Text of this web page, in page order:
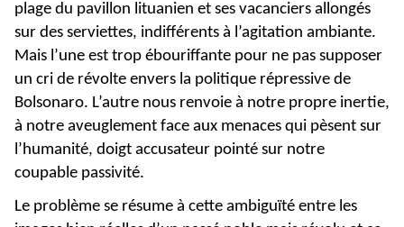
plage du pavillon lituanien et ses vacanciers allongés
sur des serviettes, indifférents à l’agitation ambiante.
Mais l’une est trop ébouriffante pour ne pas supposer
un cri de révolte envers la politique répressive de
Bolsonaro. L’autre nous renvoie à notre propre inertie,
à notre aveuglement face aux menaces qui pèsent sur
l’humanité, doigt accusateur pointé sur notre
coupable passivité.
Le problème se résume à cette ambiguïté entre les